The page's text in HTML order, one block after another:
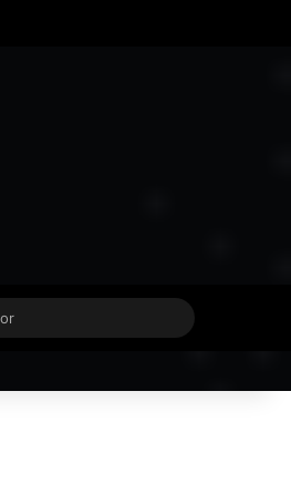
Buscar